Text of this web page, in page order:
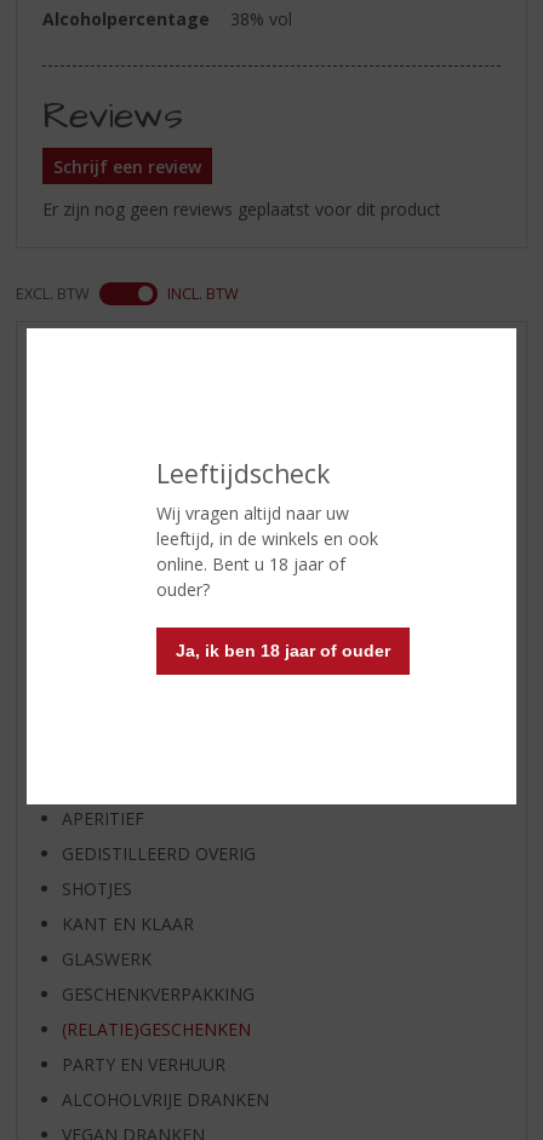
Leeftijdscheck
Wij vragen altijd naar uw
leeftijd, in de winkels en ook
online. Bent u 18 jaar of
ouder?
Ja, ik ben 18 jaar of ouder
Alcoholpercentage
38% vol
Reviews
Schrijf een review
Er zijn nog geen reviews geplaatst voor dit product
EXCL. BTW INCL. BTW
RUM VAN DE MAAND
BIER VAN DE MAAND
SPIRIT VAN DE MAAND
EXCLUSIEF TOPSLIJTER
BIER SPECIALS
HUISSPECIALITEITEN
APERITIEF
GEDISTILLEERD OVERIG
SHOTJES
KANT EN KLAAR
GLASWERK
GESCHENKVERPAKKING
(RELATIE)GESCHENKEN
PARTY EN VERHUUR
ALCOHOLVRIJE DRANKEN
VEGAN DRANKEN